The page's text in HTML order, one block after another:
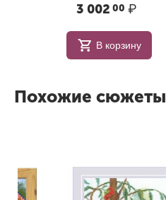
3 002 00 ₽
В корзину
Похожие сюжеты